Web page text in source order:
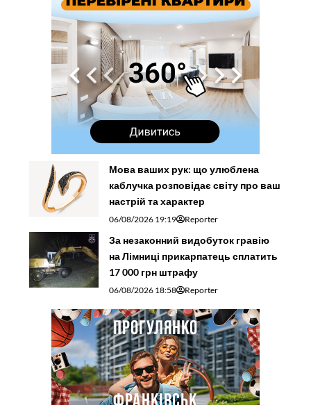
Мова ваших рук: що улюблена
каблучка розповідає світу про ваш
настрій та характер
06/08/2026 19:19 Reporter
За незаконний видобуток гравію
на Лімниці прикарпатець сплатить
17 000 грн штрафу
06/08/2026 18:58 Reporter